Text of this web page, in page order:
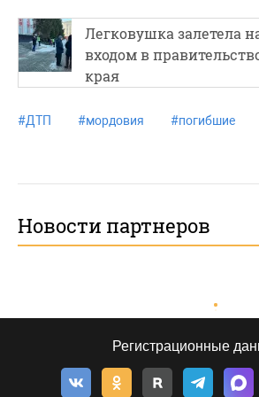
Легковушка залетела
входом в
края
#ДТП #мордовия #погибшие
Новости партнеров
Регистрационные